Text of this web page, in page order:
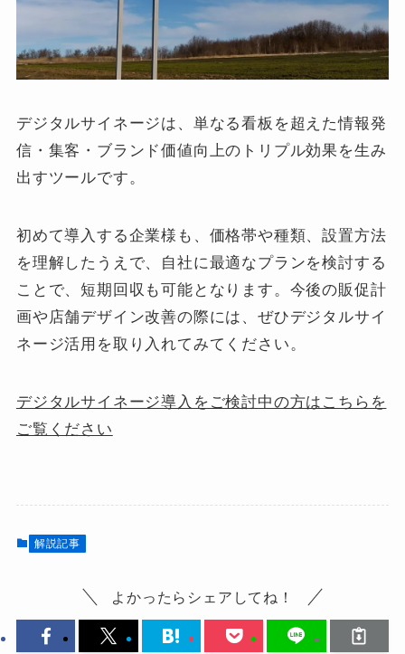
デジタルサイネージは、単なる看板を超えた情報発
信・集客・ブランド価値向上のトリプル効果を生み
出すツールです。
初めて導入する企業様も、価格帯や種類、設置方法
を理解したうえで、自社に最適なプランを検討する
ことで、短期回収も可能となります。今後の販促計
画や店舗デザイン改善の際には、ぜひデジタルサイ
ネージ活用を取り入れてみてください。
デジタルサイネージ導入をご検討中の方はこちらを
ご覧ください
解説記事
よかったらシェアしてね！